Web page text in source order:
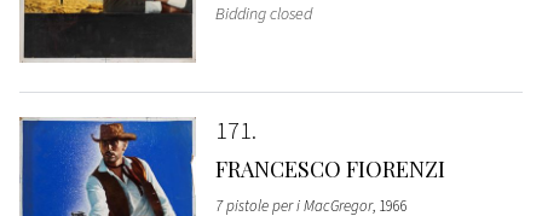
Bidding closed
171
FRANCESCO FIORENZI
7 pistole per i MacGregor, 1966